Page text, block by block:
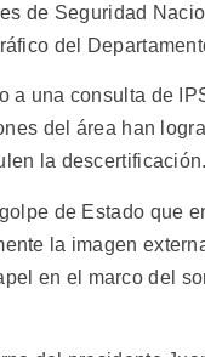
de Seguridad
del
a una consulta de
del área han
la descertificación.
de Estado que
la imagen
en el marco del